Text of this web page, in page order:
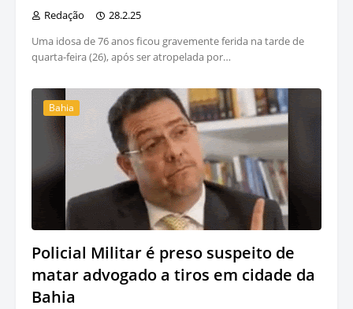
Redação
28.2.25
Uma idosa de 76 anos ficou gravemente ferida na tarde de
quarta-feira (26), após ser atropelada por…
Bahia
Policial Militar é preso suspeito de
matar advogado a tiros em cidade da
Bahia